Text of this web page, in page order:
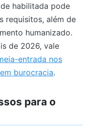
habilitada pode
requisitos, além de
humanizado.
de 2026, vale
entrada nos
burocracia.
para o